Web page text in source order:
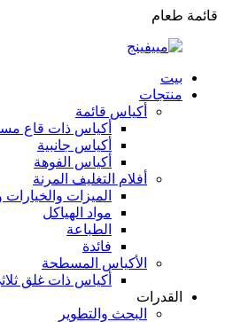
قائمة طعام
بيت
منتجات
أكياس قائمة
أكياس ذات قاع
أكياس جانبية
أكياس الفوهة
أفلام التغليف المرنة
الميزات
مواد الهياكل
الطباعة
فائدة
الأكياس المسطحة
أكياس ذات غلق
القدرات
البحث والتطوير